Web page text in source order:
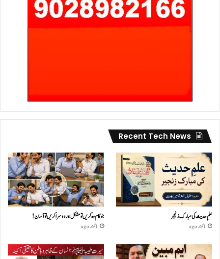
Recent Tech News
علمِ حدیث کی مبارک زنجیر
1 گھنٹہ ago
جو کام وہ کریں تو مشکل اور دوسرا کریں تو آسان !
1 گھنٹہ ago